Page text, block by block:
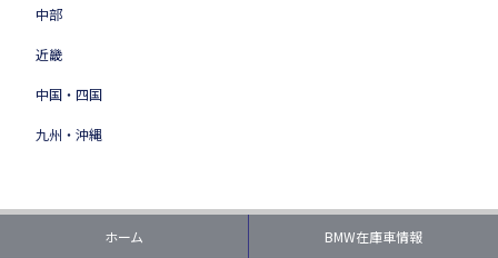
中部
近畿
中国・四国
九州・沖縄
ホーム BMW在庫車情報